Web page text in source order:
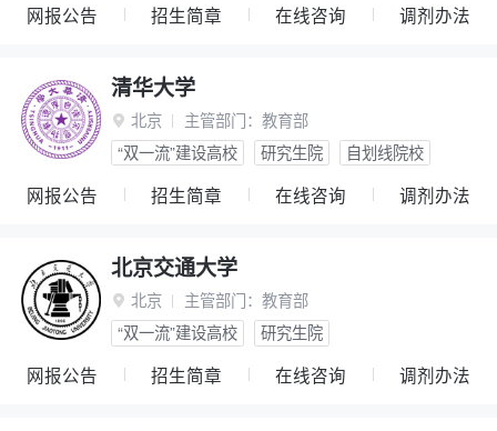
网报公告 招生简章 在线咨询 调剂办法
清华大学
 北京 主管部门： 教育部
“双一流”建设高校
研究生院 自划线院校
网报公告 招生简章 在线咨询 调剂办法
北京交通大学
 北京 主管部门： 教育部
“双一流”建设高校
研究生院
网报公告 招生简章 在线咨询 调剂办法